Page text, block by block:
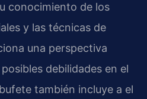
conocimiento de los
y las técnicas de
una perspectiva
debilidades en el
también incluye a el